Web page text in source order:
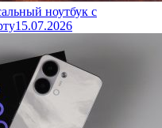
ноутбук с
15.07.2026